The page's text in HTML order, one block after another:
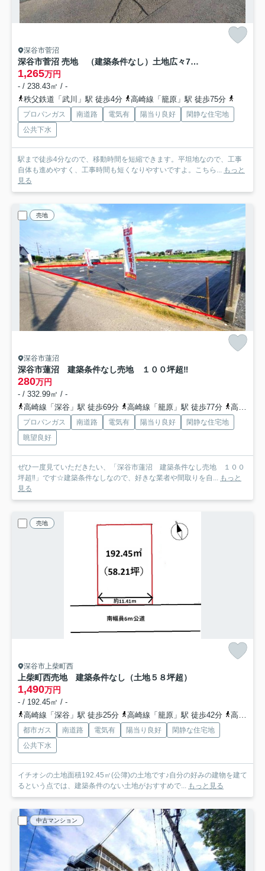
深谷市菅沼
深谷市菅沼 売地 （建築条件なし）土地広々72坪超
1,265万円
- / 238.43㎡ / -
秩父鉄道「武川」駅 徒歩4分
高崎線「籠原」駅 徒歩75分
プロパンガス 南道路 電気有 陽当り良好
閑静な住宅地
公共下水
駅まで徒歩4分なので、移動時間を短縮できます。平坦地なので、工事
自体も進めやすく、工事時間も短くなりやすいですよ。こちら... もっと
見る
売地
深谷市蓮沼
深谷市蓮沼 建築条件なし売地 １００坪超‼
280万円
- / 332.99㎡ / -
高崎線「深谷」駅 徒歩69分
高崎線「籠原」駅 徒歩77分 高崎線「深谷」駅 バス16分 埼玉県深谷市「新井郵便局前」 停歩22分
プロパンガス 南道路 電気有 陽当り良好
閑静な住宅地
眺望良好
ぜひ一度見ていただきたい、「深谷市蓮沼 建築条件なし売地 １００
坪超‼」です☆建築条件なしなので、好きな業者や間取りを自... もっと
見る
売地
深谷市上柴町西
上柴町西売地 建築条件なし（土地５８坪超）
1,490万円
- / 192.45㎡ / -
高崎線「深谷」駅 徒歩25分
高崎線「籠原」駅 徒歩42分 高崎線「深谷」駅 バス12分 埼玉県深谷市「上柴メンタルクリニック前」 停歩3分
都市ガス 南道路 電気有 陽当り良好
閑静な住宅地
公共下水
イチオシの土地面積192.45㎡(公簿)の土地です♪自分の好みの建物を建て
るという点では、建築条件のない土地がおすすめで... もっと見る
中古マンション